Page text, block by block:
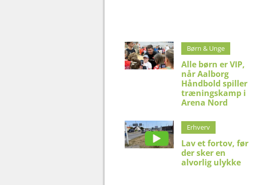
Børn & Unge
Alle børn er VIP,
når Aalborg
Håndbold spiller
træningskamp i
Arena Nord
Erhverv
Lav et fortov, før
der sker en
alvorlig ulykke